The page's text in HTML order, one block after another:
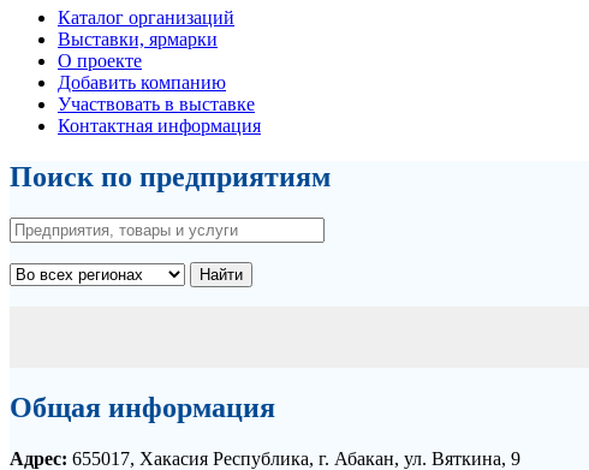
Каталог организаций
Выставки, ярмарки
О проекте
Добавить компанию
Участвовать в выставке
Контактная информация
Поиск по предприятиям
Найти
Общая информация
Адрес: 655017, Хакасия Республика, г. Абакан, ул. Вяткина, 9